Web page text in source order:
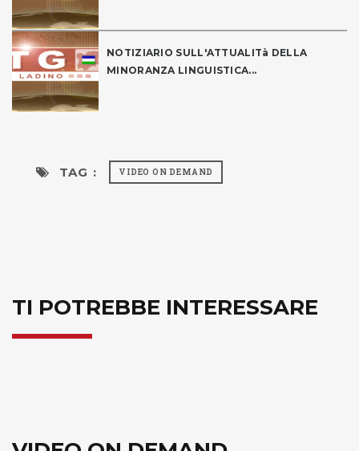
NOTIZIARIO SULL'ATTUALITà DELLA
MINORANZA LINGUISTICA...
TAG : VIDEO ON DEMAND
TI POTREBBE INTERESSARE